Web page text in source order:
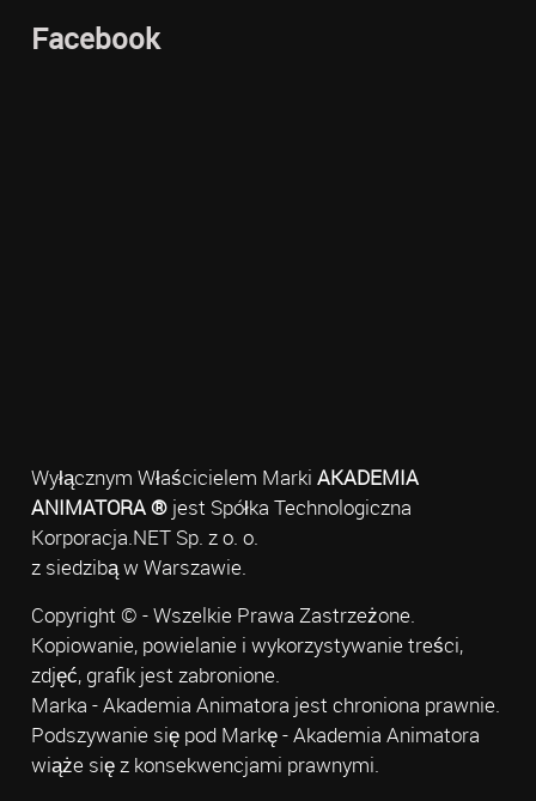
Facebook
Wyłącznym Właścicielem Marki AKADEMIA
ANIMATORA ®jest Spółka Technologiczna
Korporacja.NET Sp. z o. o.
z siedzibą w Warszawie.
Copyright © - Wszelkie Prawa Zastrzeżone.
Kopiowanie, powielanie i wykorzystywanie treści,
zdjęć, grafik jest zabronione.
Marka - Akademia Animatora jest chroniona prawnie.
Podszywanie się pod Markę - Akademia Animatora
wiąże się z konsekwencjami prawnymi.